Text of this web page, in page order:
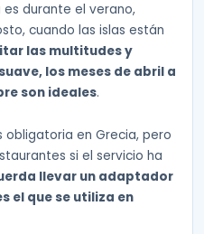
durante el verano,
cuando las islas están
las multitudes y
los meses de abril a
son ideales.
obligatoria en Grecia, pero
si el servicio ha
llevar un adaptador
el que se utiliza en